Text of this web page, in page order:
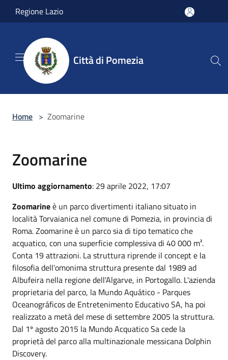
Salta al contenuto principale
Regione Lazio
Città di Pomezia
Home > Zoomarine
Zoomarine
Ultimo aggiornamento: 29 aprile 2022, 17:07
Zoomarineè un parco divertimenti italiano situato in
località Torvaianica nel comune di Pomezia, in provincia di
Roma. Zoomarine è un parco sia di tipo tematico che
acquatico, con una superficie complessiva di 40 000 m².
Conta 19 attrazioni. La struttura riprende il concept e la
filosofia dell'omonima struttura presente dal 1989 ad
Albufeira nella regione dell'Algarve, in Portogallo. L'azienda
proprietaria del parco, la Mundo Aquático - Parques
Oceanográficos de Entretenimento Educativo SA, ha poi
realizzato a metà del mese di settembre 2005 la struttura.
Dal 1º agosto 2015 la Mundo Acquatico Sa cede la
proprietà del parco alla multinazionale messicana Dolphin
Discovery.